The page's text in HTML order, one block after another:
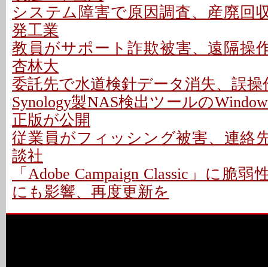
システム障害で原因調査、産廃回
発工業
教員がサポート詐欺被害、遠隔操
杏林大
委託先で水道検針データ消失、誤
Synology製NAS検出ツールの
正版が公開
従業員がフィッシング被害、連絡
談社
「Adobe Campaign Classic」に脆
にも影響、再度更新を